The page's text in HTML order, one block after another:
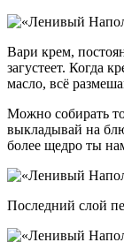
Вари крем,
загустеет. Когда
масло, всё
Можно собирать
выкладывай на
более щедро ты
Последний слой